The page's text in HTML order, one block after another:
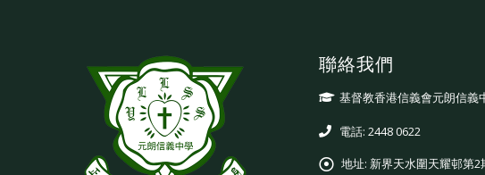
聯絡我們
基督教香港信義會元朗信義
電話: 2448 0622
地址: 新界天水圍天耀邨第2